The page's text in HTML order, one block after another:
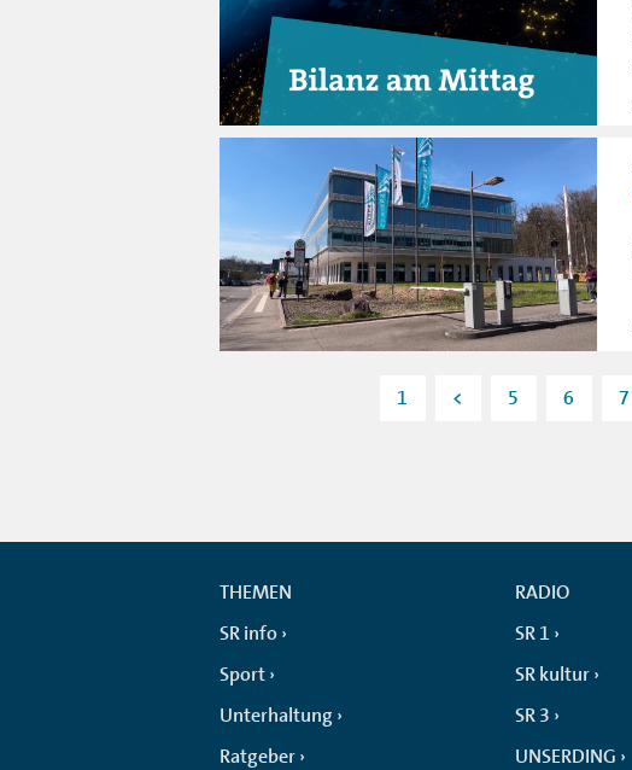
1 < 5 6 7
THEMEN
SR info
Sport
Unterhaltung
Ratgeber
RADIO
SR 1
SR kultur
SR 3
UNSERDING